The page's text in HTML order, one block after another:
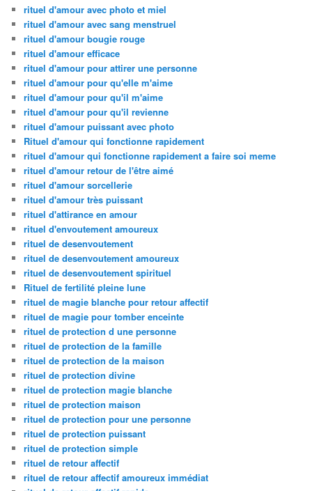
rituel d'amour avec photo et miel
rituel d'amour avec sang menstruel
rituel d'amour bougie rouge
rituel d'amour efficace
rituel d'amour pour attirer une personne
rituel d'amour pour qu'elle m'aime
rituel d'amour pour qu'il m'aime
rituel d'amour pour qu'il revienne
rituel d'amour puissant avec photo
Rituel d'amour qui fonctionne rapidement
rituel d'amour qui fonctionne rapidement a faire soi meme
rituel d'amour retour de l'être aimé
rituel d'amour sorcellerie
rituel d'amour très puissant
rituel d'attirance en amour
rituel d'envoutement amoureux
rituel de desenvoutement
rituel de desenvoutement amoureux
rituel de desenvoutement spirituel
Rituel de fertilité pleine lune
rituel de magie blanche pour retour affectif
rituel de magie pour tomber enceinte
rituel de protection d une personne
rituel de protection de la famille
rituel de protection de la maison
rituel de protection divine
rituel de protection magie blanche
rituel de protection maison
rituel de protection pour une personne
rituel de protection puissant
rituel de protection simple
rituel de retour affectif
rituel de retour affectif amoureux immédiat